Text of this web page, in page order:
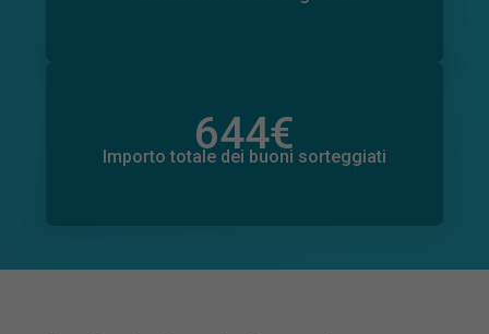
644€
Importo totale dei buoni sorteggiati
559€
Importo totale delle donazioni promesse